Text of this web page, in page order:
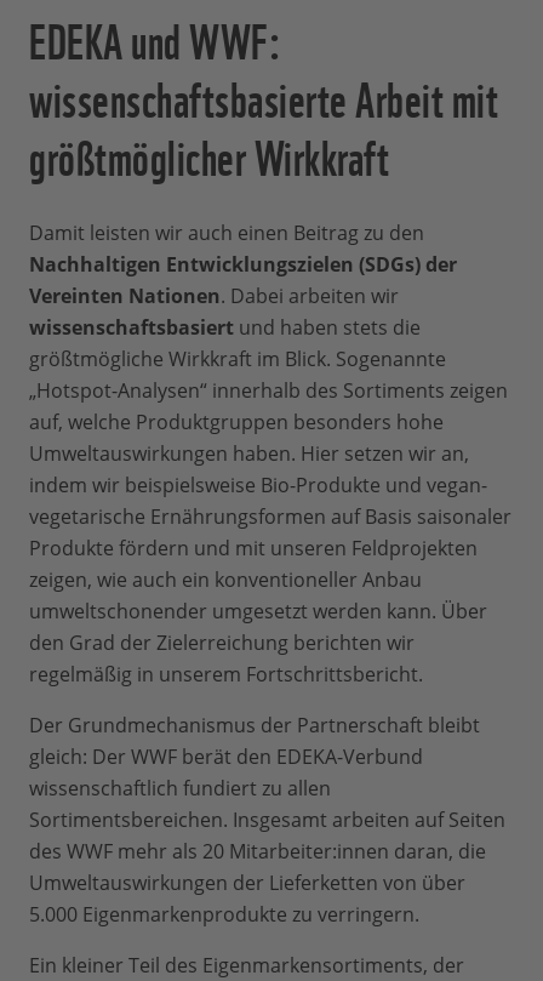
EDEKA und WWF:
wissenschaftsbasierte Arbeit mit
größtmöglicher Wirkkraft
Damit leisten wir auch einen Beitrag zu den
Nachhaltigen Entwicklungszielen (SDGs) der
Vereinten Nationen. Dabei arbeiten wir
wissenschaftsbasiert und haben stets die
größtmögliche Wirkkraft im Blick. Sogenannte
„Hotspot-Analysen“ innerhalb des Sortiments zeigen
auf, welche Produktgruppen besonders hohe
Umweltauswirkungen haben. Hier setzen wir an,
indem wir beispielsweise Bio-Produkte und vegan-
vegetarische Ernährungsformen auf Basis saisonaler
Produkte fördern und mit unseren Feldprojekten
zeigen, wie auch ein konventioneller Anbau
umweltschonender umgesetzt werden kann. Über
den Grad der Zielerreichung berichten wir
regelmäßig in unserem Fortschrittsbericht.
Der Grundmechanismus der Partnerschaft bleibt
gleich: Der WWF berät den EDEKA-Verbund
wissenschaftlich fundiert zu allen
Sortimentsbereichen. Insgesamt arbeiten auf Seiten
des WWF mehr als 20 Mitarbeiter:innen daran, die
Umweltauswirkungen der Lieferketten von über
5.000 Eigenmarkenprodukte zu verringern.
Ein kleiner Teil des Eigenmarkensortiments, der